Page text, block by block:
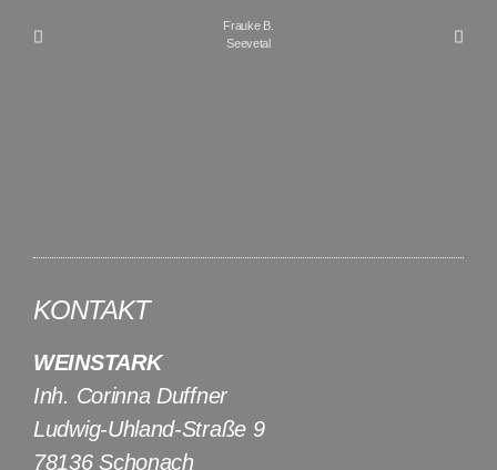
Frauke B.
Seevetal
KONTAKT
WEINSTARK
Inh. Corinna Duffner
Ludwig-Uhland-Straße 9
78136 Schonach